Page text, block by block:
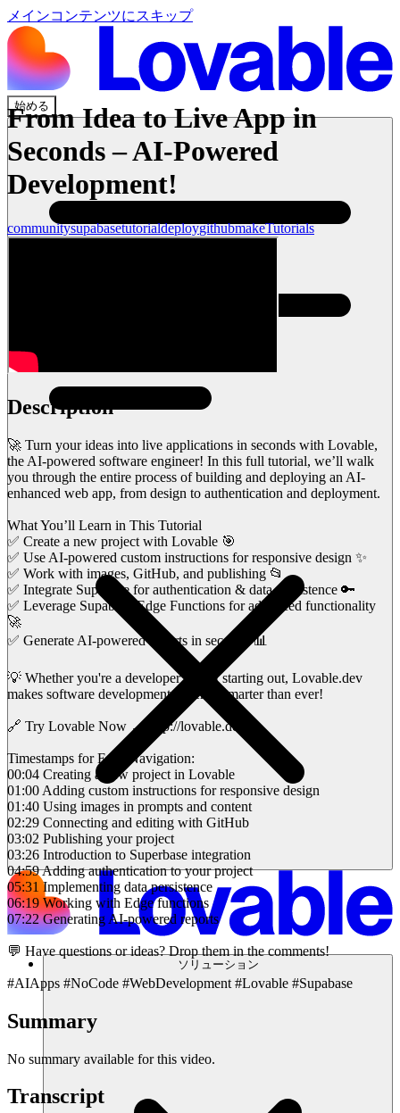
メインコンテンツにスキップ
始める
ソリューション
From Idea to Live App in
Seconds – AI-Powered
Development!
communitysupabasetutorialdeploygithubmakeTutorials
Description
🚀 Turn your ideas into live applications in seconds with Lovable,
the AI-powered software engineer! In this full tutorial, we’ll walk
you through the entire process of building and deploying an AI-
enhanced web app, from design to authentication and deployment.
What You’ll Learn in This Tutorial
✅ Create a new project with Lovable 🎯
✅ Use AI-powered custom instructions for responsive design ✨
✅ Work with images, GitHub, and publishing 📂
✅ Integrate Supabase for authentication & data persistence 🔑
✅ Leverage Supabase Edge Functions for advanced functionality
🚀
✅ Generate AI-powered reports in seconds 📊
💡 Whether you're a developer or just starting out, Lovable.dev
makes software development faster & smarter than ever!
🔗 Try Lovable Now → http://lovable.dev/
Timestamps for Easy Navigation:
00:04 Creating a new project in Lovable
01:00 Adding custom instructions for responsive design
01:40 Using images in prompts and content
02:29 Connecting and editing with GitHub
03:02 Publishing your project
03:26 Introduction to Superbase integration
04:59 Adding authentication to your project
05:31 Implementing data persistence
06:19 Working with Edge functions
07:22 Generating AI-powered reports
💬 Have questions or ideas? Drop them in the comments!
#AIApps #NoCode #WebDevelopment #Lovable #Supabase
Summary
No summary available for this video.
Transcript